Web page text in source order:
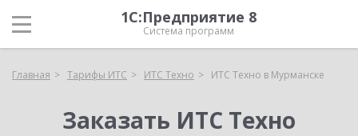
1С:Предприятие 8
Система программ
Главная Тарифы ИТС ИТС Техно ИТС Техно в Мурманске
Заказать ИТС Техно